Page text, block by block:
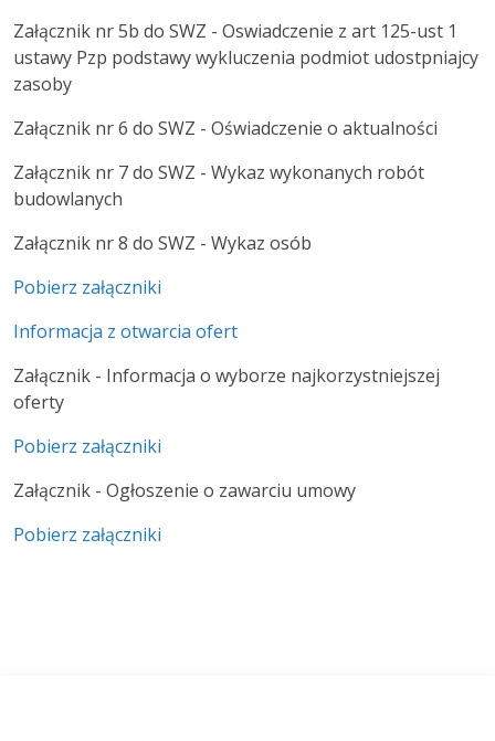
Załącznik nr 5b do SWZ - Oswiadczenie z art 125-ust 1
ustawy Pzp podstawy wykluczenia podmiot udostpniajcy
zasoby
Załącznik nr 6 do SWZ - Oświadczenie o aktualności
Załącznik nr 7 do SWZ - Wykaz wykonanych robót
budowlanych
Załącznik nr 8 do SWZ - Wykaz osób
Pobierz załączniki
Informacja z otwarcia ofert
Załącznik - Informacja o wyborze najkorzystniejszej
oferty
Pobierz załączniki
Załącznik - Ogłoszenie o zawarciu umowy
Pobierz załączniki